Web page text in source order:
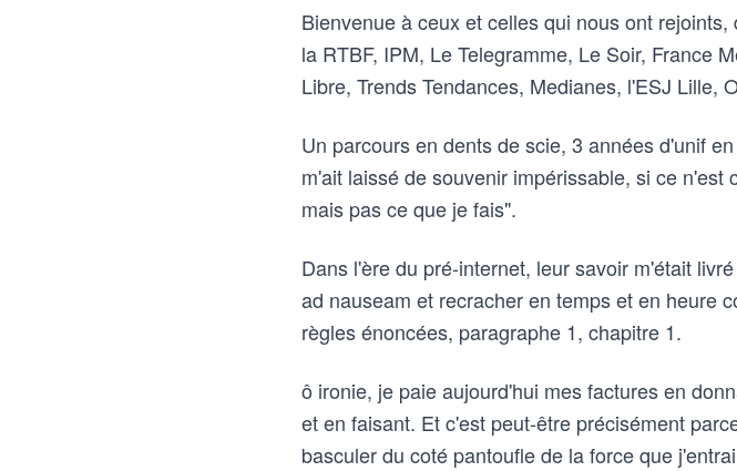
Bienvenue à ceux et celles qui nous ont
la RTBF, IPM, Le Telegramme, Le Soir, France
Libre, Trends Tendances, Medianes, l'ESJ Lille,
Un parcours en dents de scie, 3 années d'unif
m'ait laissé de souvenir impérissable, si ce
mais pas ce que je fais".
Dans l'ère du pré-internet, leur savoir m'était
ad nauseam et recracher en temps et en heure
règles énoncées, paragraphe 1, chapitre 1.
ô ironie, je paie aujourd'hui mes factures en
et en faisant. Et c'est peut-être précisément
basculer du coté pantoufle de la force que